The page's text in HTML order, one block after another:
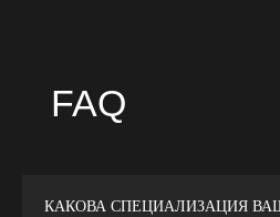
КАКОВА СПЕЦИАЛИЗАЦИЯ